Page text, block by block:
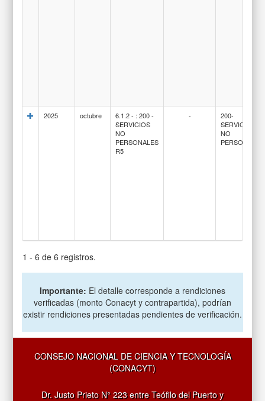
2025 octubre
6.1.2 - : 200 -
SERVICIOS
NO
PERSONALES
R5
-
200-
SERVICIOS
NO
PERSONALES
1 - 6 de 6 registros.
Importante: El detalle corresponde a rendiciones
verificadas (monto Conacyt y contrapartida), podrían
existir rendiciones presentadas pendientes de verificación.
CONSEJO NACIONAL DE CIENCIA Y TECNOLOGÍA
(CONACYT)
Dr. Justo Prieto N° 223 entre Teófilo del Puerto y